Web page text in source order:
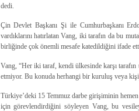
dedi.
Çin Devlet Başkanı Şi ile Cumhurbaşkanı
vardıklarını hatırlatan Vang, iki tarafın da bu
birliğinde çok önemli mesafe katedildiğini ifade
Vang, “Her iki taraf, kendi ülkesinde karşı
etmiyor. Bu konuda herhangi bir kuruluş veya
Türkiye’deki 15 Temmuz darbe girişiminin
için görevlendirdiğini söyleyen Vang, bu